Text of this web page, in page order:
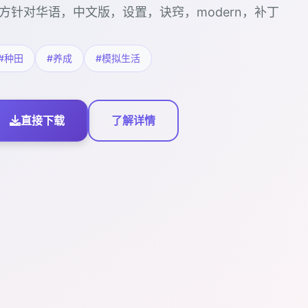
针对华语，中文版，设置，诀窍，modern，补丁
种田 #养成 #模拟生活
直接下载 了解详情